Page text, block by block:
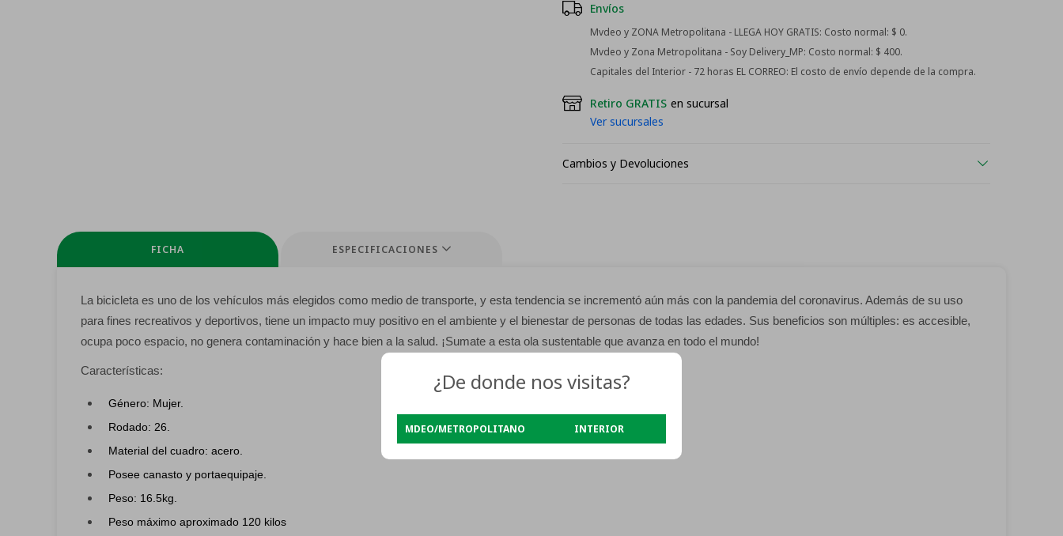
Envíos
Mvdeo y ZONA Metropolitana - LLEGA HOY GRATIS: Costo normal: $ 0.
Mvdeo y Zona Metropolitana - Soy Delivery_MP: Costo normal: $ 400.
Capitales del Interior - 72 horas EL CORREO: El costo de envío depende de la compra.
Retiro GRATIS en sucursal
Ver sucursales
Cambios y Devoluciones
FICHA ESPECIFICACIONES
La bicicleta es uno de los vehículos más elegidos como medio de transporte, y esta tendencia se incrementó aún más con la pandemia del coronavirus. Además de su uso
para fines recreativos y deportivos, tiene un impacto muy positivo en el ambiente y el bienestar de personas de todas las edades. Sus beneficios son múltiples: es accesible,
ocupa poco espacio, no genera contaminación y hace bien a la salud. ¡Sumate a esta ola sustentable que avanza en todo el mundo!
Características:
Género: Mujer.
Rodado: 26.
Material del cuadro: acero.
Posee canasto y portaequipaje.
Peso: 16.5kg.
Peso máximo aproximado 120 kilos
¿De donde nos visitas?
MDEO/METROPOLITANO INTERIOR